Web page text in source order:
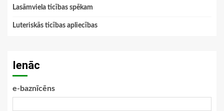
Lasāmviela ticības spēkam
Luteriskās ticības apliecības
Ienāc
e-baznīcēns